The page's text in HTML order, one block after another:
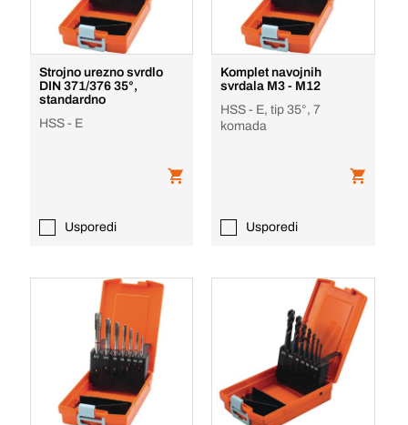
Strojno urezno svrdlo
DIN 371/376 35°,
standardno
HSS - E
Usporedi
Komplet navojnih
svrdala M3 - M12
HSS - E, tip 35°, 7
komada
Usporedi